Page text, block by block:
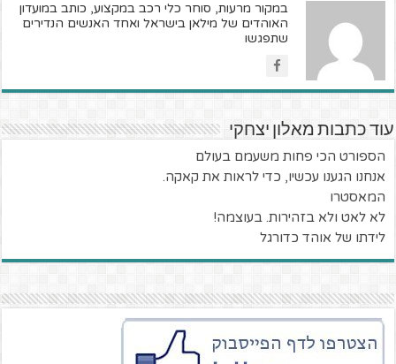
במקור מרעות, סוחר כלי רכב במקצוע, כותב במועדון
האוהדים של מילאן בישראל ואחד האנשים הנדירים
שתפגשו
עוד כתבות מאלון יצחקי
הספורט הכי פחות משעמם בעולם
אנחנו הגענו עכשיו, כדי לראות את קאקה.
המאסטרו
לא לאט ולא בזהירות. בעוצמה!
לידתו של אוהד כדורגל